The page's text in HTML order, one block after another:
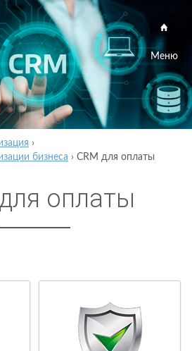
Меню
›
бизнеса › CRM для оплаты
оплаты